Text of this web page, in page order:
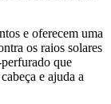
e oferecem uma
os raios solares
que
e ajuda a